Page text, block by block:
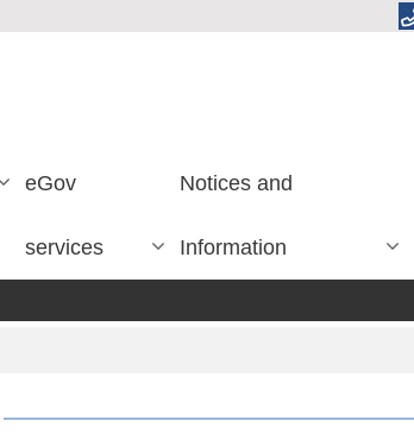
eGov
services
Notices and
Information